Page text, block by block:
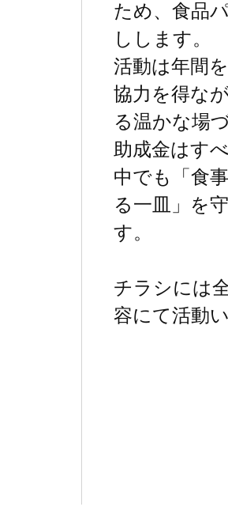
ため、食品
しします。
活動は年間
協力を得な
る温かな場
助成金はす
中でも「食
る一皿」を
す。
チラシには
容にて活動